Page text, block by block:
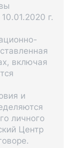
г.
включая
и
личного
Центр